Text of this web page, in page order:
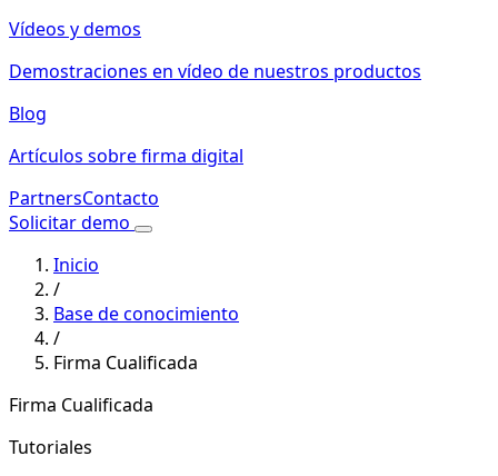
Vídeos y demos
Demostraciones en vídeo de nuestros productos
Blog
Artículos sobre firma digital
PartnersContacto
Solicitar demo
Inicio
/
Base de conocimiento
/
Firma Cualificada
Firma Cualificada
Tutoriales